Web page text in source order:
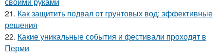
21. Как защитить подвал от грунтовых вод: эффективные
решения
22. Какие уникальные события и фестивали проходят в
Перми